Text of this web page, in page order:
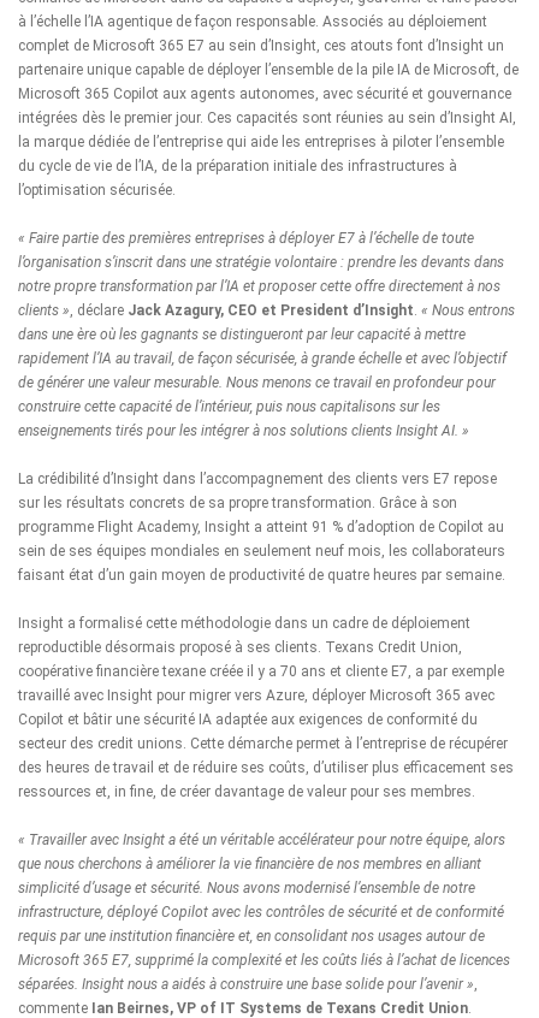
à l’échelle l’IA agentique de façon responsable. Associés au déploiement
complet de Microsoft 365 E7 au sein d’Insight, ces atouts font d’Insight un
partenaire unique capable de déployer l’ensemble de la pile IA de Microsoft, de
Microsoft 365 Copilot aux agents autonomes, avec sécurité et gouvernance
intégrées dès le premier jour. Ces capacités sont réunies au sein d’ Insight AI ,
la marque dédiée de l’entreprise qui aide les entreprises à piloter l’ensemble
du cycle de vie de l’IA, de la préparation initiale des infrastructures à
l’optimisation sécurisée.
« Faire partie des premières entreprises à déployer E7 à l’échelle de toute
l’organisation s’inscrit dans une stratégie volontaire : prendre les devants dans
notre propre transformation par l’IA et proposer cette offre directement à nos
clients », déclare Jack Azagury, CEO et President d’Insight. « Nous entrons
dans une ère où les gagnants se distingueront par leur capacité à mettre
rapidement l’IA au travail, de façon sécurisée, à grande échelle et avec l’objectif
de générer une valeur mesurable. Nous menons ce travail en profondeur pour
construire cette capacité de l’intérieur, puis nous capitalisons sur les
enseignements tirés pour les intégrer à nos solutions clients Insight AI. »
La crédibilité d’Insight dans l’accompagnement des clients vers E7 repose
sur les résultats concrets de sa propre transformation. Grâce à son
programme Flight Academy, Insight a atteint 91 % d’adoption de Copilot au
sein de ses équipes mondiales en seulement neuf mois, les collaborateurs
faisant état d’un gain moyen de productivité de quatre heures par semaine.
Insight a formalisé cette méthodologie dans un cadre de déploiement
reproductible désormais proposé à ses clients. Texans Credit Union,
coopérative financière texane créée il y a 70 ans et cliente E7, a par exemple
travaillé avec Insight pour migrer vers Azure, déployer Microsoft 365 avec
Copilot et bâtir une sécurité IA adaptée aux exigences de conformité du
secteur des credit unions. Cette démarche permet à l’entreprise de récupérer
des heures de travail et de réduire ses coûts, d’utiliser plus efficacement ses
ressources et, in fine, de créer davantage de valeur pour ses membres.
« Travailler avec Insight a été un véritable accélérateur pour notre équipe, alors
que nous cherchons à améliorer la vie financière de nos membres en alliant
simplicité d’usage et sécurité. Nous avons modernisé l’ensemble de notre
infrastructure, déployé Copilot avec les contrôles de sécurité et de conformité
requis par une institution financière et, en consolidant nos usages autour de
Microsoft 365 E7, supprimé la complexité et les coûts liés à l’achat de licences
séparées. Insight nous a aidés à construire une base solide pour l’avenir »,
commente Ian Beirnes, VP of IT Systems de Texans Credit Union.